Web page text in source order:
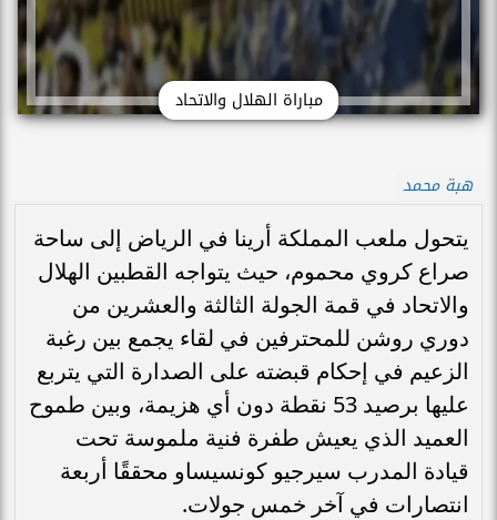
مباراة الهلال والاتحاد
هبة محمد
يتحول ملعب المملكة أرينا في الرياض إلى ساحة
صراع كروي محموم، حيث يتواجه القطبين الهلال
والاتحاد في قمة الجولة الثالثة والعشرين من
دوري روشن للمحترفين في لقاء يجمع بين رغبة
الزعيم في إحكام قبضته على الصدارة التي يتربع
عليها برصيد 53 نقطة دون أي هزيمة، وبين طموح
العميد الذي يعيش طفرة فنية ملموسة تحت
قيادة المدرب سيرجيو كونسيساو محققًا أربعة
انتصارات في آخر خمس جولات.